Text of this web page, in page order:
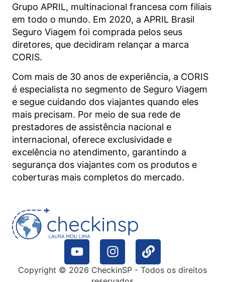
Grupo APRIL, multinacional francesa com filiais
em todo o mundo. Em 2020, a APRIL Brasil
Seguro Viagem foi comprada pelos seus
diretores, que decidiram relançar a marca
CORIS.
Com mais de 30 anos de experiência, a CORIS
é especialista no segmento de Seguro Viagem
e segue cuidando dos viajantes quando eles
mais precisam. Por meio de sua rede de
prestadores de assistência nacional e
internacional, oferece exclusividade e
excelência no atendimento, garantindo a
segurança dos viajantes com os produtos e
coberturas mais completos do mercado.
Copyright © 2026 CheckinSP - Todos os direitos